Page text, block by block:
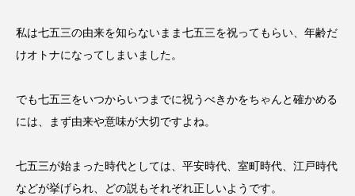
私は七五三の由来を知らないまま七五三を祝ってもらい、年齢だ
けオトナになってしまいました。
でも七五三をいつからいつまでに祝うべきかをちゃんと確かめる
には、まず由来や意味が大切ですよね。
七五三が始まった時代としては、平安時代、室町時代、江戸時代
などが挙げられ、どの説もそれぞれ正しいようです。